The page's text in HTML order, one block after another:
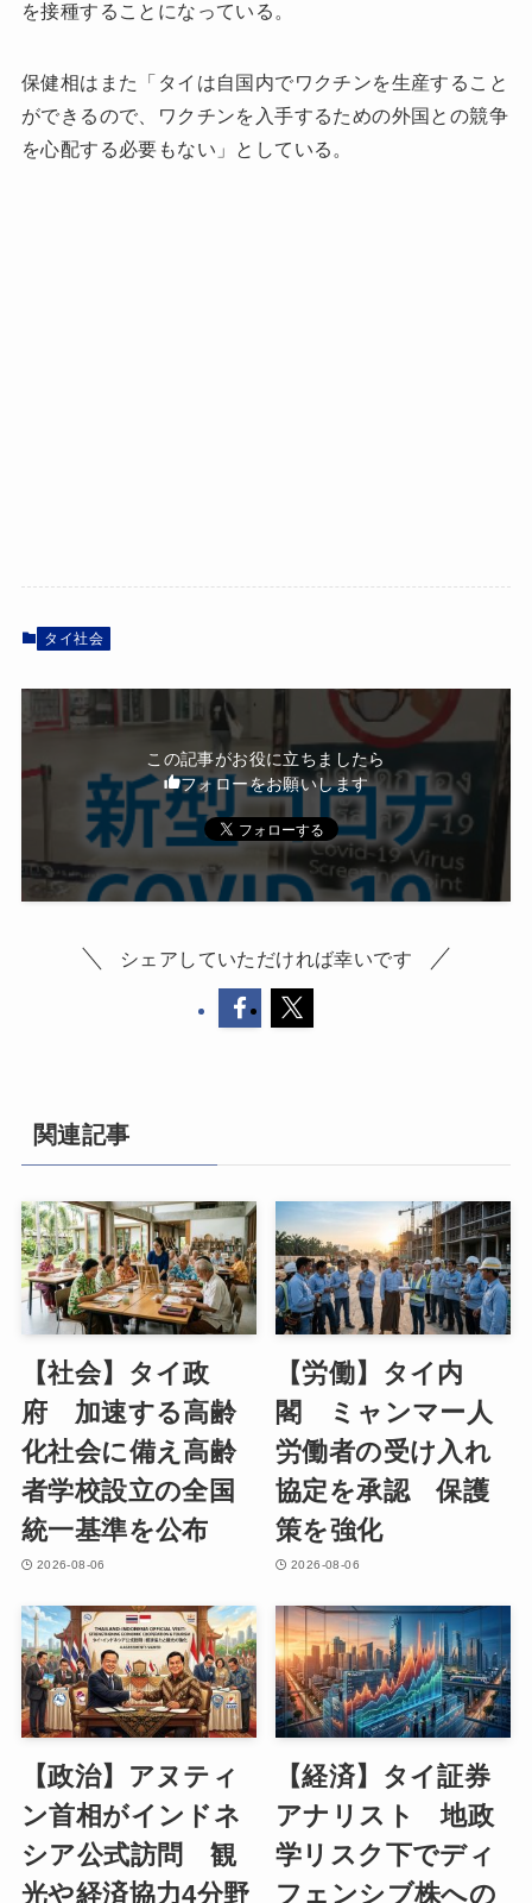
を接種することになっている。
保健相はまた「タイは自国内でワクチンを生産すること
ができるので、ワクチンを入手するための外国との競争
を心配する必要もない」としている。
タイ社会
この記事がお役に立ちましたら
フォローをお願いします
シェアしていただければ幸いです
関連記事
【社会】タイ政
府 加速する高齢
化社会に備え高齢
者学校設立の全国
統一基準を公布
2026-08-06
【労働】タイ内
閣 ミャンマー人
労働者の受け入れ
協定を承認 保護
策を強化
2026-08-06
【政治】アヌティ
ン首相がインドネ
シア公式訪問 観
光や経済協力4分野
【経済】タイ証券
アナリスト 地政
学リスク下でディ
フェンシブ株への